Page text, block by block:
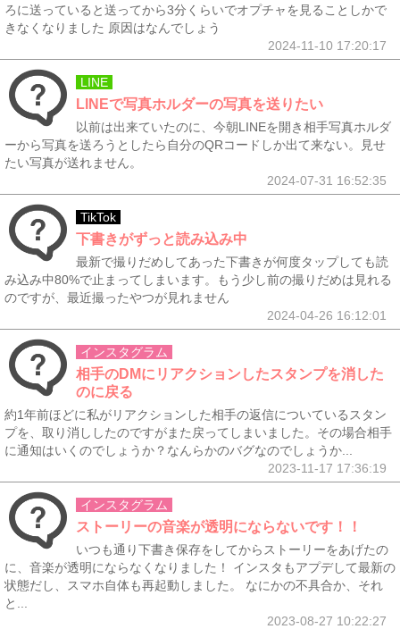
ろに送っていると送ってから3分くらいでオプチャを見ることしかで
きなくなりました 原因はなんでしょう
2024-11-10 17:20:17
LINE
LINEで写真ホルダーの写真を送りたい
以前は出来ていたのに、今朝LINEを開き相手写真ホルダ
ーから写真を送ろうとしたら自分のQRコードしか出て来ない。見せ
たい写真が送れません。
2024-07-31 16:52:35
TikTok
下書きがずっと読み込み中
最新で撮りだめしてあった下書きが何度タップしても読
み込み中80%で止まってしまいます。もう少し前の撮りだめは見れる
のですが、最近撮ったやつが見れません
2024-04-26 16:12:01
インスタグラム
相手のDMにリアクションしたスタンプを消した
のに戻る
約1年前ほどに私がリアクションした相手の返信についているスタン
プを、取り消ししたのですがまた戻ってしまいました。その場合相手
に通知はいくのでしょうか？なんらかのバグなのでしょうか...
2023-11-17 17:36:19
インスタグラム
ストーリーの音楽が透明にならないです！！
いつも通り下書き保存をしてからストーリーをあげたの
に、音楽が透明にならなくなりました！ インスタもアプデして最新の
状態だし、スマホ自体も再起動しました。 なにかの不具合か、それ
と...
2023-08-27 10:22:27